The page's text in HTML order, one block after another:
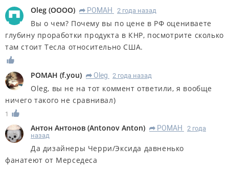
Oleg (OOOO) R РОМАН 2 года назад
Вы о чем? Почему вы по цене в РФ оцениваете
глубину проработки продукта в КНР, посмотрите сколько
там стоит Тесла относительно США.
РОМАН (f.you) R Oleg 2 года назад
Oleg, вы не на тот коммент ответили, я вообще
ничего такого не сравнивал)
1
Антон Антонов (Antonov Anton) R РОМАН
2 года
назад
Да дизайнеры Черри/Эксида давненько
фанатеют от Мерседеса